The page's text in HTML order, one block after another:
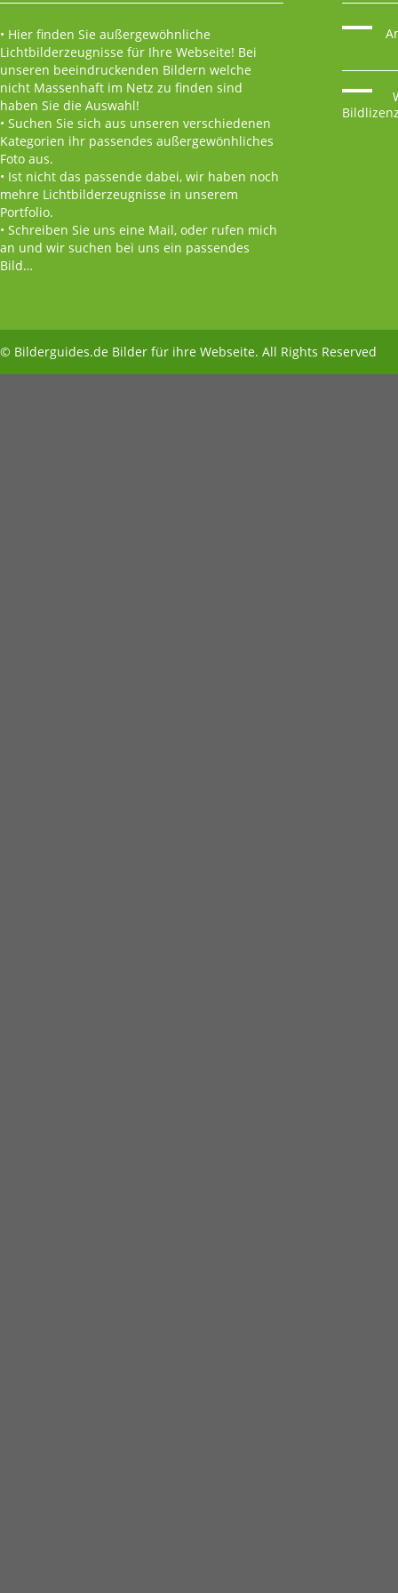
• Hier finden Sie außergewöhnliche
Lichtbilderzeugnisse für Ihre Webseite! Bei
unseren beeindruckenden Bildern welche
nicht Massenhaft im Netz zu finden sind
haben Sie die Auswahl!
• Suchen Sie sich aus unseren verschiedenen
Kategorien ihr passendes außergewönhliches
Foto aus.
• Ist nicht das passende dabei, wir haben noch
mehre Lichtbilderzeugnisse in unserem
Portfolio.
• Schreiben Sie uns eine Mail, oder rufen mich
an und wir suchen bei uns ein passendes
Bild…
© Bilderguides.de Bilder für ihre Webseite. All Rights Reserved